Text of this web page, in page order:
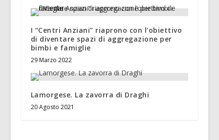
I “Centri Anziani” riaprono con l’obiettivo
di diventare spazi di aggregazione per
bimbi e famiglie
29 Marzo 2022
Lamorgese. La zavorra di Draghi
20 Agosto 2021